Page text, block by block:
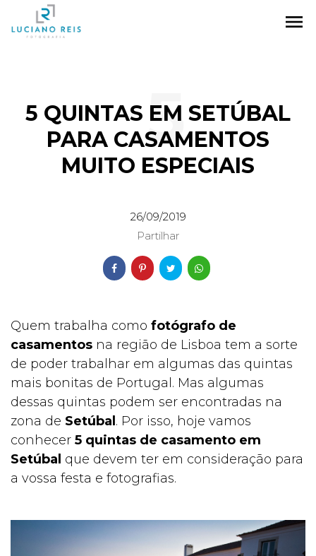
menu
5 QUINTAS EM SETÚBAL
PARA CASAMENTOS
MUITO ESPECIAIS
5
QUINT
AS EM
SETÚB
AL
PARA
26/09/2019
Partilhar
Quem trabalha como fotógrafo de
casamentos na região de Lisboa tem a sorte
de poder trabalhar em algumas das quintas
mais bonitas de Portugal. Mas algumas
dessas quintas podem ser encontradas na
zona de Setúbal . Por isso, hoje vamos
conhecer 5 quintas de casamento em
Setúbal que devem ter em consideração para
a vossa festa e fotografias.